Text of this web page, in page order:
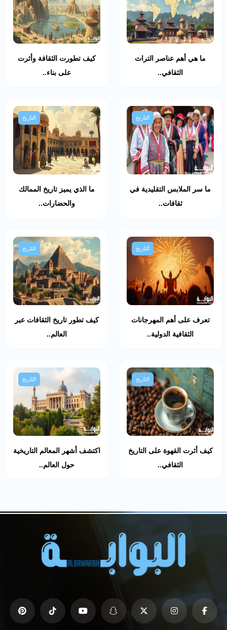
ما هي أهم عناصر التراث
الثقافي..
كيف تطورت الثقافة وأثرت
على بناء..
التاريخ
ما سر الملابس التقليدية في
ثقافات..
التاريخ
ما الذي يميز تاريخ الممالك
والحضارات..
التاريخ
تعرف على أهم المهرجانات
الثقافية الدولية..
التاريخ
كيف تطور تاريخ الثقافات عبر
العالم..
التاريخ
كيف أثرت القهوة على التاريخ
الثقافي..
التاريخ
اكتشف أشهر المعالم التاريخية
حول العالم..